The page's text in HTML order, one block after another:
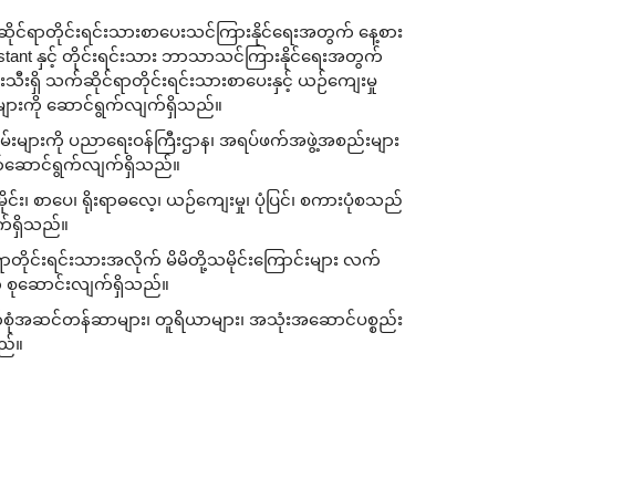
ရာတိုင်းရင်းသားစာပေးသင်ကြားနိုင်ရေးအတွက် နေ့စား
နှင့် တိုင်းရင်းသား ဘာသာသင်ကြားနိုင်ရေးအတွက်
သီးရှိ သက်ဆိုင်ရာတိုင်းရင်းသားစာပေးနှင့် ယဉ်ကျေးမှု
များကို ဆောင်ရွက်လျက်ရှိသည်။
ျားကို ပညာရေးဝန်ကြီးဌာန၊ အရပ်ဖက်အဖွဲ့အစည်းများ
ာ်ဆောင်ရွက်လျက်ရှိသည်။
၊ စာပေ၊ ရိုးရာဓလေ့၊ ယဉ်ကျေးမှု၊ ပုံပြင်၊ စကားပုံစသည်
က်ရှိသည်။
င်းရင်းသားအလိုက် မိမိတို့သမိုင်းကြောင်းများ လက်
စုဆောင်းလျက်ရှိသည်။
ဆင်တန်ဆာများ၊ တူရိယာများ၊ အသုံးအဆောင်ပစ္စည်း
။